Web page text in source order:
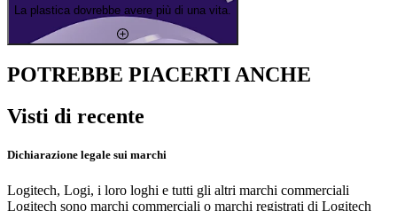
La plastica dovrebbe avere più di una vita.
POTREBBE PIACERTI ANCHE
Visti di recente
Dichiarazione legale sui marchi
Logitech, Logi, i loro loghi e tutti gli altri marchi commerciali
Logitech sono marchi commerciali o marchi registrati di Logitech